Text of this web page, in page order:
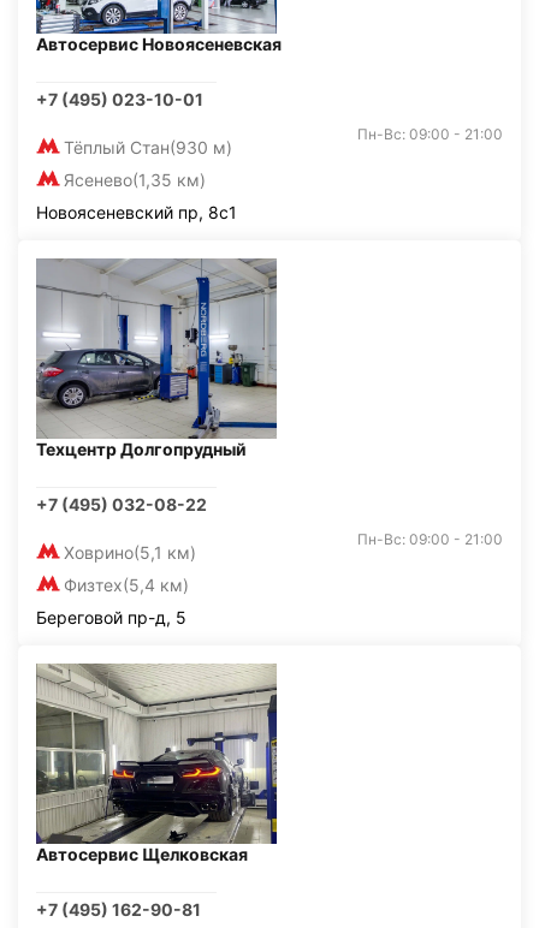
Автосервис Новоясеневская
+7 (495) 023-10-01
Тёплый Стан(930 м)
Ясенево(1,35 км)
Пн-Вс: 09:00 - 21:00
Новоясеневский пр, 8с1
Техцентр Долгопрудный
+7 (495) 032-08-22
Ховрино(5,1 км)
Физтех(5,4 км)
Пн-Вс: 09:00 - 21:00
Береговой пр-д, 5
Автосервис Щелковская
+7 (495) 162-90-81